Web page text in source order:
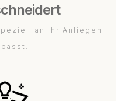
an Ihr Anliegen